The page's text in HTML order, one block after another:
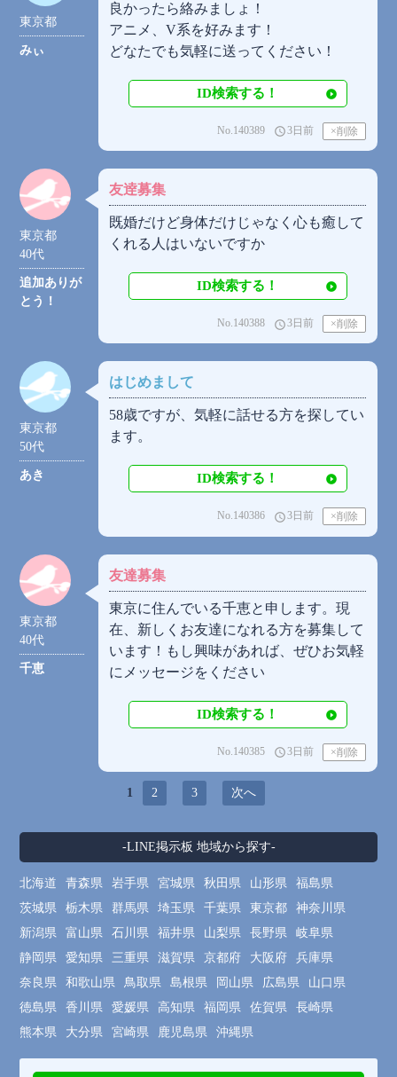
東京都
みぃ
良かったら絡みましょ！
アニメ、V系を好みます！
どなたでも気軽に送ってください！
ID検索する！
access_time3日前
No.140389
東京都
40代
追加ありが
とう！
友逹募集
既婚だけど身体だけじゃなく心も癒して
くれる人はいないですか
ID検索する！
access_time3日前
No.140388
東京都
50代
あき
はじめまして
58歳ですが、気軽に話せる方を探してい
ます。
ID検索する！
access_time3日前
No.140386
東京都
40代
千恵
友達募集
東京に住んでいる千恵と申します。現
在、新しくお友達になれる方を募集して
います！もし興味があれば、ぜひお気軽
にメッセージをください
ID検索する！
access_time3日前
No.140385
1 2 3 次へ
-LINE掲示板 地域から探す-
北海道 青森県 岩手県 宮城県 秋田県 山形県
福島県
茨城県
栃木県 群馬県 埼玉県 千葉県 東京都
神奈川県
新潟県
富山県 石川県 福井県 山梨県 長野県
岐阜県
静岡県
愛知県 三重県 滋賀県 京都府 大阪府
兵庫県
奈良県
和歌山県 鳥取県 島根県 岡山県 広島県
山口県
徳島県
香川県 愛媛県 高知県 福岡県 佐賀県
長崎県
熊本県
大分県 宮崎県 鹿児島県 沖縄県